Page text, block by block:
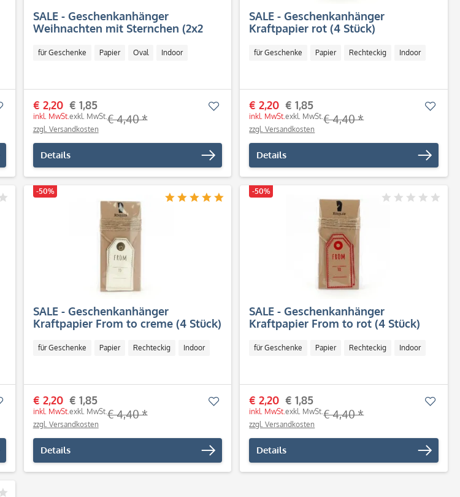
Merken
SALE - Geschenkanhänger
Weihnachten mit Sternchen (2x2
für Geschenke Papier Oval Indoor
€ 2,20
inkl. MwSt.
€ 1,85
exkl. MwSt.€ 4,40 *
zzgl. Versandkosten
Details
Merken
SALE - Geschenkanhänger
Kraftpapier rot (4 Stück)
für Geschenke Papier Rechteckig Indoor
€ 2,20
inkl. MwSt.
€ 1,85
exkl. MwSt.€ 4,40 *
zzgl. Versandkosten
Details
Merken
-50%
SALE - Geschenkanhänger
Kraftpapier From to creme (4 Stück)
für Geschenke Papier Rechteckig Indoor
€ 2,20
inkl. MwSt.
€ 1,85
exkl. MwSt.€ 4,40 *
zzgl. Versandkosten
Details
Merken
-50%
SALE - Geschenkanhänger
Kraftpapier From to rot (4 Stück)
für Geschenke Papier Rechteckig Indoor
€ 2,20
inkl. MwSt.
€ 1,85
exkl. MwSt.€ 4,40 *
zzgl. Versandkosten
Details